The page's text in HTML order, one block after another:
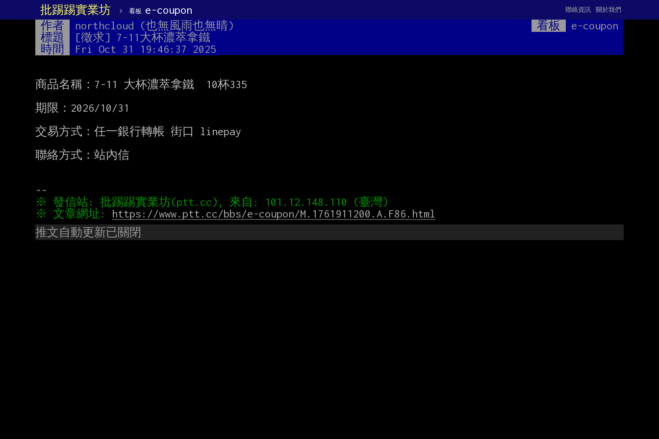
批踢踢實業坊 › 看板 e-coupon 關於我們
聯絡資訊
作者 northcloud (也無風雨也無晴) 看板
e-coupon
標題
[徵求] 7-11大杯濃萃拿鐵
時間
Fri Oct 31 19:46:37 2025
商品名稱：7-11 大杯濃萃拿鐵  10杯335
期限：2026/10/31
交易方式：任一銀行轉帳 街口 linepay
聯絡方式：站內信
※ 文章網址: https://www.ptt.cc/bbs/e-coupon/M.1761911200.A.F86.html
推文自動更新已關閉